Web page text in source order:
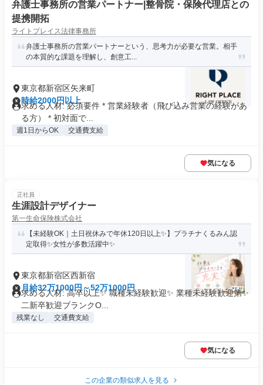
弁護士事務所の営業パートナー|整骨院・保険代理店との
提携開拓
ライトプレイス法律事務所
弁護士事務所の営業パートナーという、思考力が必要な営業。相手
の本質的な課題を理解し、創意工...
東京都新宿区矢来町
時給2000円以上
求める人材: 必須要件 * 営業経験者（飛び込み営業の経験があ
る方） * 初対面で...
週1日からOK 交通費支給
気になる
正社員
生涯設計デザイナー
第一生命保険株式会社
【未経験OK｜土日祝休みで年休120日以上✨】プラチナくるみん認
定取得✨女性が多数活躍中✨
東京都新宿区西新宿
月給32万1000円～52万1000円
求める人材: 高卒以上✨ 職種未経験歓迎✨ 業種未経験歓迎第✨
二新卒歓迎ブランクO...
残業なし 交通費支給
気になる
この企業の類似求人を見る